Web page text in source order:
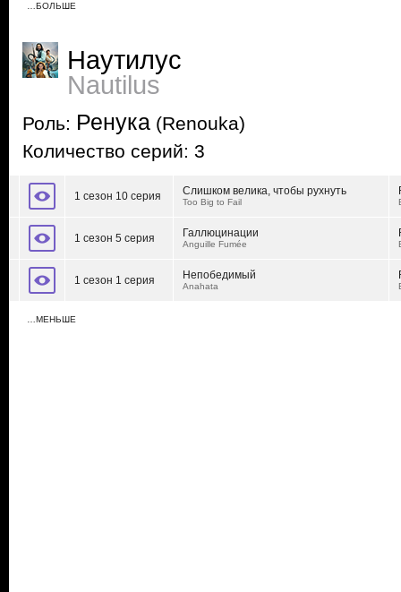
…БОЛЬШЕ
Наутилус
Nautilus
Роль: Ренука (Renouka)
Количество серий: 3
1 сезон 10 серия Слишком велика, чтобы рухнуть
Too Big to Fail
1 сезон 5 серия Галлюцинации
Anguille Fumée
1 сезон 1 серия Непобедимый
Anahata
…МЕНЬШЕ